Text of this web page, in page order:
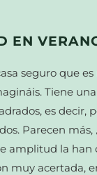
EN
seguro que
Tiene
es decir,
Parecen más,
amplitud la han
muy acertada,